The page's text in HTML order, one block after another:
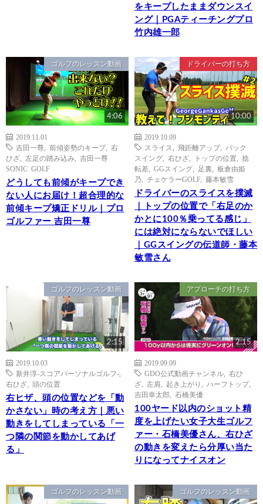
をキープしたままダウンスイ
ング｜PGAティーチングプロ
竹内雄一郎
ゴルフのレッスン動画
4:06
2019.11.01
吉田一尊
前傾姿勢のキープ, 右
ひざ
左足の踏み込み
吉田一尊
SONIC GOLF
どうしても前傾がキープでき
ない人にお届け！超合理的な
前傾キープ矯正ドリル｜プロ
ゴルファー 吉田一尊
ドライバーの打ち方
10:00
2019.10.09
スライス
飛距離アップ, バック
スイング
右ひざ トップの位置
捻
転差
GGスイング 足裏
板倉由姫
乃
チェケラーGOLF, 藤本敏雪
ドライバーのスライスを撲滅
｜トップの位置で「右足のか
かとに100％乗ってる感じ」
には絶対にならないでほしい
｜GGスイングの伝道師・藤本
敏雪さん
ゴルフのレッスン動画
2:15
2019.10.03
新井淳-スコアパーソナルゴルフ-
右ひざ
頭の位置
右ヒザ、頭の位置などを「動
かさない」時の考え方｜悪い
動きをしてしまっている「一
つ隣の関節を動かしてあげ
る」
アプローチの打ち方
2:15
2019.09.09
GDO公式動画チャンネル
右ひ
ざ
左肩 起き上がり ハーフトップ,
吉田幸太郎
石橋美優
100ヤード以内のショット精
度を上げたい女子大生ゴルフ
ァー・石橋美優さん、右ひざ
の動きを変えたら分厚い当た
りになってナイスオン
ゴルフのレッスン動画 ゴルフのレッスン動画